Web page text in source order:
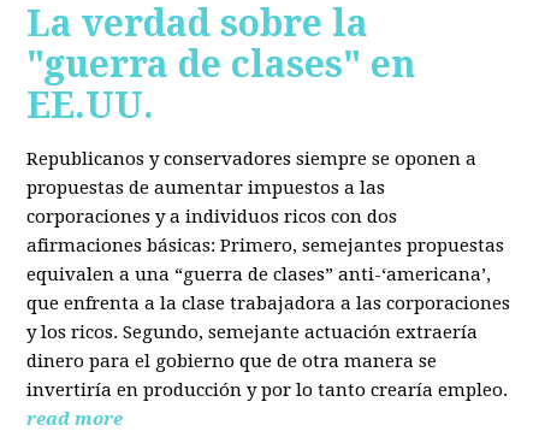
La verdad sobre la
"guerra de clases" en
EE.UU.
Republicanos y conservadores siempre se oponen a
propuestas de aumentar impuestos a las
corporaciones y a individuos ricos con dos
afirmaciones básicas: Primero, semejantes propuestas
equivalen a una “guerra de clases” anti-‘americana’,
que enfrenta a la clase trabajadora a las corporaciones
y los ricos. Segundo, semejante actuación extraería
dinero para el gobierno que de otra manera se
invertiría en producción y por lo tanto crearía empleo.
read more